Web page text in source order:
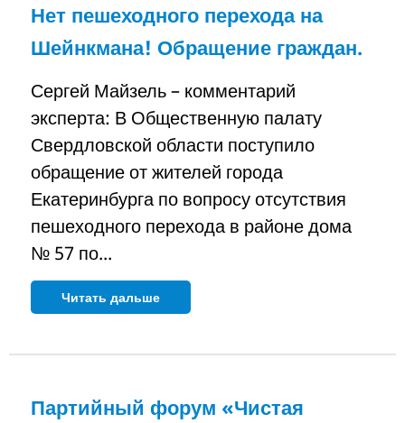
Нет пешеходного перехода на
Шейнкмана! Обращение граждан.
Сергей Майзель – комментарий
эксперта: В Общественную палату
Свердловской области поступило
обращение от жителей города
Екатеринбурга по вопросу отсутствия
пешеходного перехода в районе дома
№ 57 по...
Читать дальше
Партийный форум «Чистая